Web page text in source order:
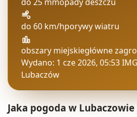
do 60 km/hporywy wiatru
obszary miejskiegłówne
Wydano: 1 cze 2026, 05:53
Lubaczów
Jaka pogoda w